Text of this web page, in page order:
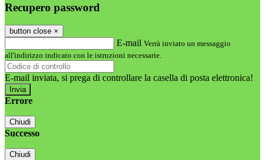
Recupero password
button close ×
E-mail Verrà inviato un messaggio
all'indirizzo indicato con le istruzioni necessarie.
E-mail inviata, si prega di controllare la casella di posta elettronica!
Errore
Chiudi
Successo
Chiudi